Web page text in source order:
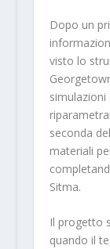
Dopo un
visto lo
seconda
materiali
Sitma.
Il progetto
quando il